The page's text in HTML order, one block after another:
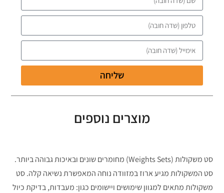
שליחה
מוצרים נוספים
סט משקולות (Weights Sets) מחומרים שונים ובאיכות גבוהה ביותר.
סט המשקולות מגיע ארוז במזוודה נוחה המאפשרת נשיאה קלה. סט
משקולות מתאים למגוון שימושים ויישומים כגון: מעבדות, בדיקת כיול